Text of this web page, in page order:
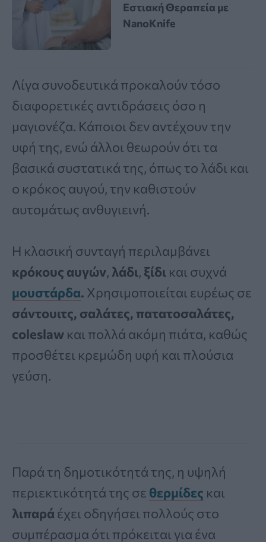
Εστιακή Θεραπεία με
NanoKnife
Λίγα συνοδευτικά προκαλούν τόσο
διαφορετικές αντιδράσεις όσο η
μαγιονέζα. Κάποιοι δεν αντέχουν την
υφή της, ενώ άλλοι θεωρούν ότι τα
βασικά συστατικά της, όπως το λάδι και
ο κρόκος αυγού, την καθιστούν
αυτομάτως ανθυγιεινή.
Η κλασική συνταγή περιλαμβάνει
κρόκους αυγών, λάδι, ξίδι και συχνά
μουστάρδα. Χρησιμοποιείται ευρέως σε
σάντουιτς, σαλάτες, πατατοσαλάτες,
coleslaw και πολλά ακόμη πιάτα, καθώς
προσθέτει κρεμώδη υφή και πλούσια
γεύση.
Παρά τη δημοτικότητά της, η υψηλή
περιεκτικότητά της σε θερμίδες και
λιπαρά έχει οδηγήσει πολλούς στο
συμπέρασμα ότι πρόκειται για ένα